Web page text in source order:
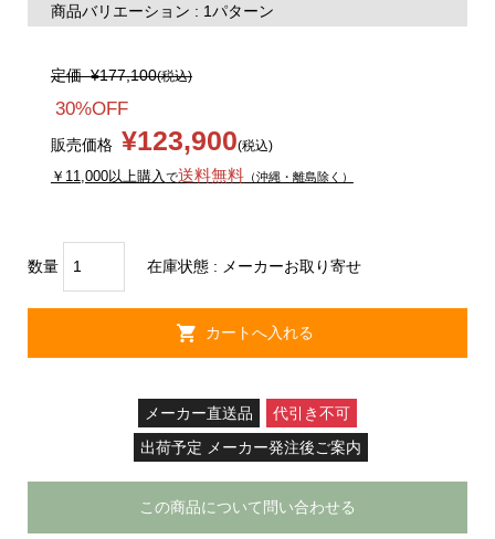
商品バリエーション : 1パターン
定価¥177,100(税込)
30%OFF
販売価格 ¥123,900(税込)
￥11,000以上購入 で送料無料（沖縄・離島除く）
数量 在庫状態 : メーカーお取り寄せ
メーカー直送品
代引き不可
出荷予定 メーカー発注後ご案内
この商品について問い合わせる